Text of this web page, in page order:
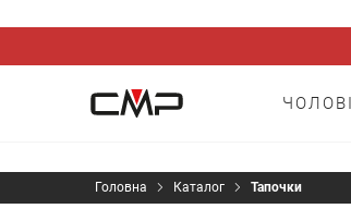
Головна Каталог Тапочки